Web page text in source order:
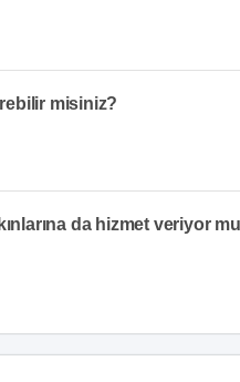
misiniz?
da hizmet veriyor